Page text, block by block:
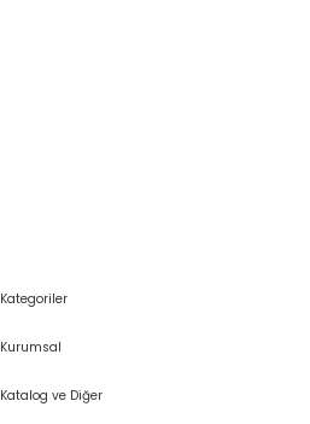
Kategoriler
Kurumsal
Katalog ve Diğer